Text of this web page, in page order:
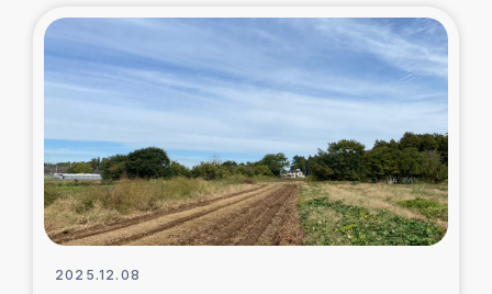
スリランカの南北女性をつなぐサリー・リサイクル・プロ
ジェクト
復興支援事業
民際教育事業
2025.12.08